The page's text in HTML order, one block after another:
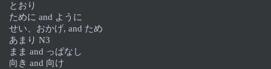
とおり
ために and ように
せい、おかげ, and ため
あまり N3
まま and っぱなし
向き and 向け